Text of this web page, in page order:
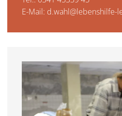
E-Mail: d.wahl@lebenshilfe-